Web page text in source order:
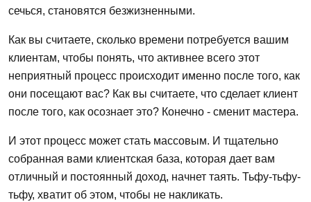
сечься, становятся безжизненными.
Как вы считаете, сколько времени потребуется вашим
клиентам, чтобы понять, что активнее всего этот
неприятный процесс происходит именно после того, как
они посещают вас? Как вы считаете, что сделает клиент
после того, как осознает это? Конечно - сменит мастера.
И этот процесс может стать массовым. И тщательно
собранная вами клиентская база, которая дает вам
отличный и постоянный доход, начнет таять. Тьфу-тьфу-
тьфу, хватит об этом, чтобы не накликать.